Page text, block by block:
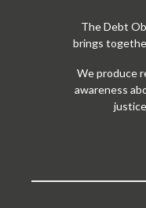
The Debt
brings
We produce
awareness